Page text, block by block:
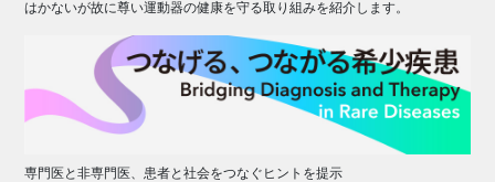
はかないが故に尊い運動器の健康を守る取り組みを紹介します。
専門医と非専門医、患者と社会をつなぐヒントを提示